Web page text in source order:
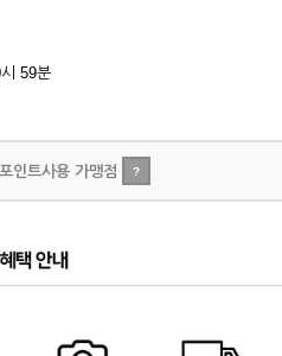
59분
인트사용 가맹점 ?